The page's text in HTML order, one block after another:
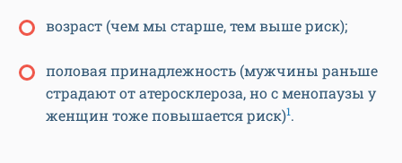
возраст (чем мы старше, тем выше риск);
половая принадлежность (мужчины раньше
страдают от атеросклероза, но с менопаузы у
женщин тоже повышается риск)1.